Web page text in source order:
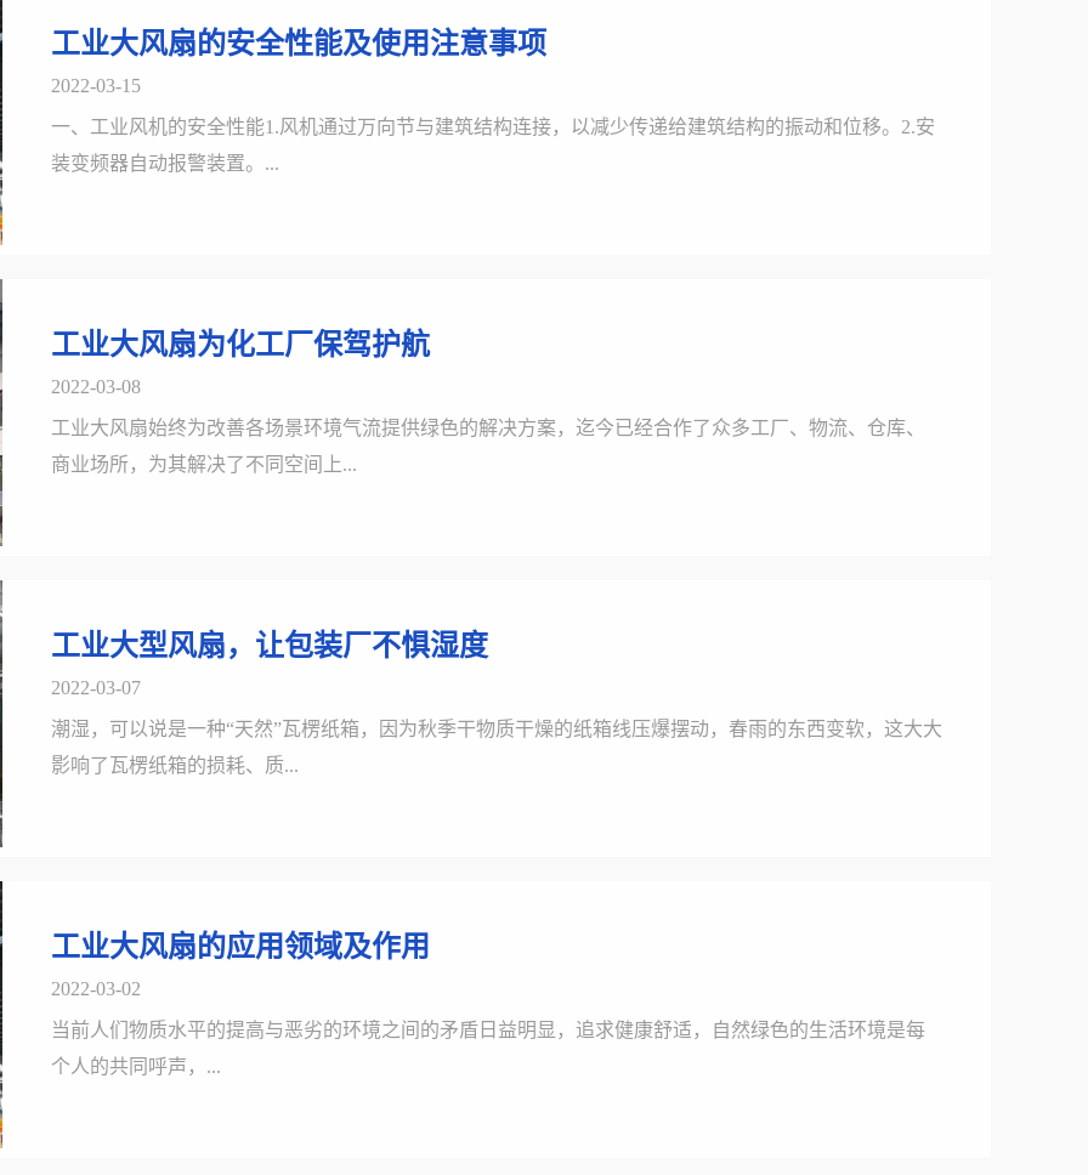
工业大风扇的安全性能及使用注意事项
2022-03-15
一、工业风机的安全性能1.风机通过万向节与建筑结构连接，以减少传递给建筑结构的振动和位移。2.安
装变频器自动报警装置。...
工业大风扇为化工厂保驾护航
2022-03-08
工业大风扇始终为改善各场景环境气流提供绿色的解决方案，迄今已经合作了众多工厂、物流、仓库、
商业场所，为其解决了不同空间上...
工业大型风扇，让包装厂不惧湿度
2022-03-07
潮湿，可以说是一种“天然”瓦楞纸箱，因为秋季干物质干燥的纸箱线压爆摆动，春雨的东西变软，这大大
影响了瓦楞纸箱的损耗、质...
工业大风扇的应用领域及作用
2022-03-02
当前人们物质水平的提高与恶劣的环境之间的矛盾日益明显，追求健康舒适，自然绿色的生活环境是每
个人的共同呼声，...